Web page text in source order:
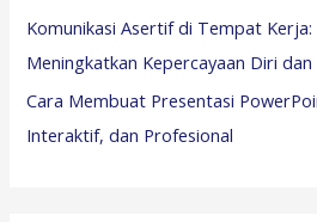
Komunikasi Asertif di Tempat
Meningkatkan Kepercayaan Diri
Cara Membuat Presentasi
Interaktif, dan Profesional